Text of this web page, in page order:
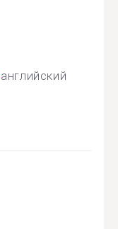
английский